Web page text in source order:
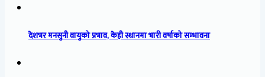
देशभर मनसुनी वायुको प्रभाव, केही स्थानमा भारी वर्षाको सम्भावना